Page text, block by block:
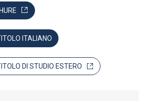
ITALIANO
DI STUDIO ESTERO